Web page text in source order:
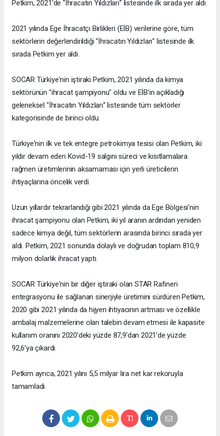
Petkim, 2021’de "İhracatın Yıldızları" listesinde ilk sırada yer aldı.
2021 yılında Ege İhracatçı Birlikleri (EİB) verilerine göre, tüm
sektörlerin değerlendirildiği "İhracatın Yıldızları" listesinde ilk
sırada Petkim yer aldı.
SOCAR Türkiye'nin iştiraki Petkim, 2021 yılında da kimya
sektörünün "ihracat şampiyonu" oldu ve EİB'in açıkladığı
geleneksel "İhracatın Yıldızları" listesinde tüm sektörler
kategorisinde de birinci oldu.
Türkiye'nin ilk ve tek entegre petrokimya tesisi olan Petkim, iki
yıldır devam eden Kovid-19 salgını süreci ve kısıtlamalara
rağmen üretimlerinin aksamaması için yerli üreticilerin
ihtiyaçlarına öncelik verdi.
Uzun yıllardır tekrarlandığı gibi 2021 yılında da Ege Bölgesi'nin
ihracat şampiyonu olan Petkim, iki yıl aranın ardından yeniden
sadece kimya değil, tüm sektörlerin arasında birinci sırada yer
aldı. Petkim, 2021 sonunda dolaylı ve doğrudan toplam 810,9
milyon dolarlık ihracat yaptı.
SOCAR Türkiye'nin bir diğer iştiraki olan STAR Rafineri
entegrasyonu ile sağlanan sinerjiyle üretimini sürdüren Petkim,
2020 gibi 2021 yılında da hijyen ihtiyacının artması ve özellikle
ambalaj malzemelerine olan talebin devam etmesi ile kapasite
kullanım oranını 2020’deki yüzde 87,9’dan 2021’de yüzde
92,6’ya çıkardı.
Petkim ayrıca, 2021 yılını 5,5 milyar lira net kar rekoruyla
tamamladı.